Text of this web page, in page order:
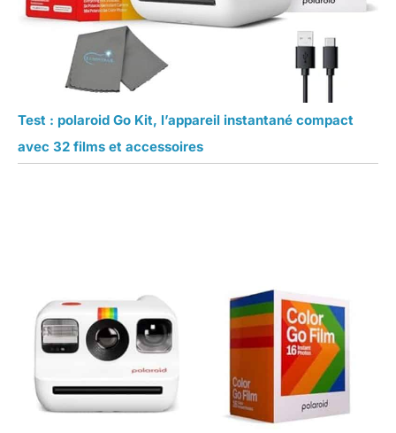
Test : polaroid Go Kit, l’appareil instantané compact
avec 32 films et accessoires